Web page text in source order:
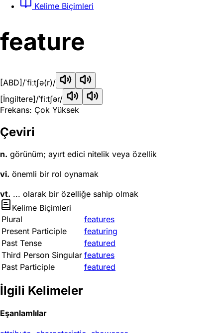
Kelime Biçimleri
feature
[ABD] /ˈfiːtʃə(r)/
[İngiltere]/ˈfiːtʃər/
Frekans: Çok Yüksek
Çeviri
n. görünüm; ayırt edici nitelik veya özellik
vi. önemli bir rol oynamak
vt. ... olarak bir özelliğe sahip olmak
Kelime Biçimleri
Plural
features
Present Participle
featuring
Past Tense
featured
Third Person Singular features
Past Participle
featured
İlgili Kelimeler
Eşanlamlılar